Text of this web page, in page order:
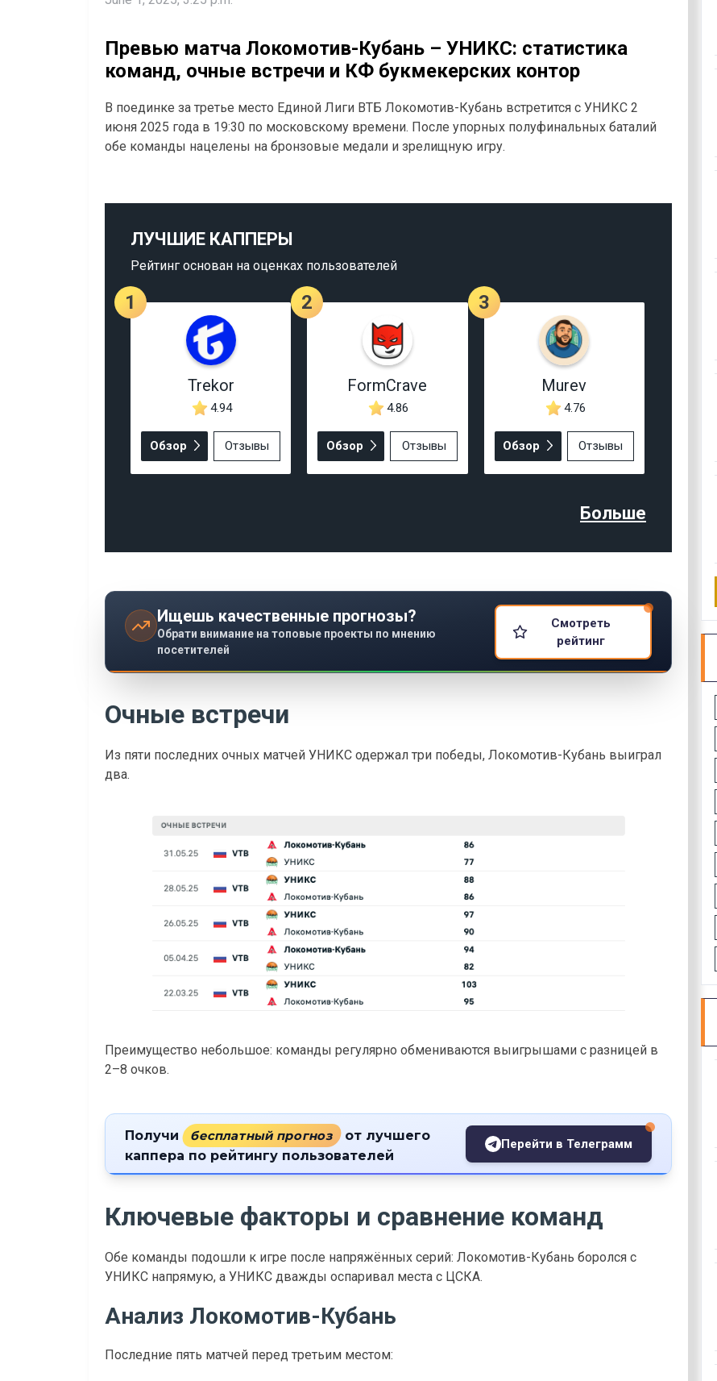
Превью матча Локомотив-Кубань – УНИКС: статистика
команд, очные встречи и КФ букмекерских контор
В поединке за третье место Единой Лиги ВТБ Локомотив-Кубань встретится с УНИКС 2
июня 2025 года в 19:30 по московскому времени. После упорных полуфинальных баталий
обе команды нацелены на бронзовые медали и зрелищную игру.
ЛУЧШИЕ КАППЕРЫ
Рейтинг основан на оценках пользователей
1
Trekor
4.94
Обзор Отзывы
2
FormCrave
4.86
Обзор Отзывы
3
Murev
4.76
Обзор Отзывы
Больше
Ищешь качественные прогнозы?
Обрати внимание на топовые проекты по мнению
посетителей
Смотреть
рейтинг
Очные встречи
Из пяти последних очных матчей УНИКС одержал три победы, Локомотив-Кубань выиграл
два.
Преимущество небольшое: команды регулярно обмениваются выигрышами с разницей в
2–8 очков.
Получи бесплатный прогноз от лучшего
каппера по рейтингу пользователей
Перейти в Телеграмм
Ключевые факторы и сравнение команд
Обе команды подошли к игре после напряжённых серий: Локомотив-Кубань боролся с
УНИКС напрямую, а УНИКС дважды оспаривал места с ЦСКА.
Анализ Локомотив-Кубань
Последние пять матчей перед третьим местом: